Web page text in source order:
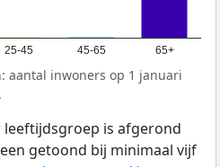
25-45 45-65 65+
aantal inwoners op 1 januari
is afgerond
getoond bij minimaal vijf